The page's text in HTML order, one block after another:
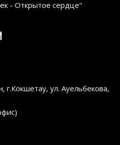
- Открытое сердце"
г.Кокшетау, ул. Ауельбекова,